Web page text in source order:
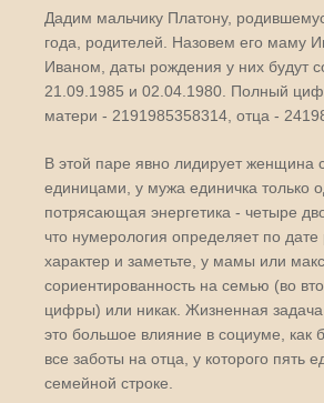
Дадим мальчику Платону,
года, родителей. Назовем его маму
Иваном, даты рождения у них будут
21.09.1985 и 02.04.1980. Полный
матери - 2191985358314, отца -
В этой паре явно лидирует женщина
единицами, у мужа единичка только
потрясающая энергетика - четыре
что нумерология определяет по
характер и заметьте, у мамы или
сориентированность на семью (во
цифры) или никак. Жизненная
это большое влияние в социуме, как
все заботы на отца, у которого пять
семейной строке.